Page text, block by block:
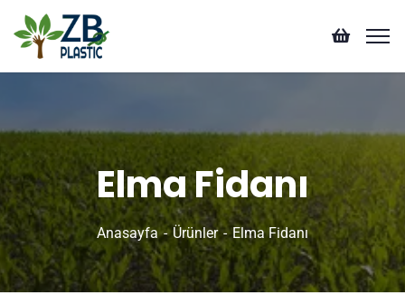
Elma Fidanı
Anasayfa Ürünler Elma Fidanı